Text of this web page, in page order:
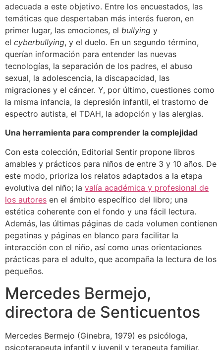
adecuada a este objetivo. Entre los encuestados, las
temáticas que despertaban más interés fueron, en
primer lugar, las emociones, el bullying y
el cyberbullying, y el duelo. En un segundo término,
querían información para entender las nuevas
tecnologías, la separación de los padres, el abuso
sexual, la adolescencia, la discapacidad, las
migraciones y el cáncer. Y, por último, cuestiones como
la misma infancia, la depresión infantil, el trastorno de
espectro autista, el TDAH, la adopción y las alergias.
Una herramienta para comprender la complejidad
Con esta colección, Editorial Sentir propone libros
amables y prácticos para niños de entre 3 y 10 años. De
este modo, prioriza los relatos adaptados a la etapa
evolutiva del niño; la valía académica y profesional de
los autores en el ámbito específico del libro; una
estética coherente con el fondo y una fácil lectura.
Además, las últimas páginas de cada volumen contienen
pegatinas y páginas en blanco para facilitar la
interacción con el niño, así como unas orientaciones
prácticas para el adulto, que acompaña la lectura de los
pequeños.
Mercedes Bermejo,
directora de Senticuentos
Mercedes Bermejo (Ginebra, 1979) es psicóloga,
psicoterapeuta infantil y juvenil y terapeuta familiar.